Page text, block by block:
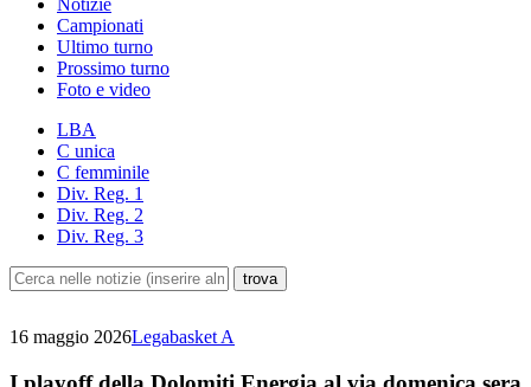
Notizie
Campionati
Ultimo turno
Prossimo turno
Foto e video
LBA
C unica
C femminile
Div. Reg. 1
Div. Reg. 2
Div. Reg. 3
16 maggio 2026Legabasket A